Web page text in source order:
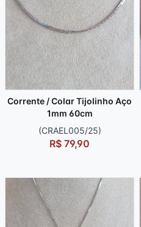
Corrente / Colar Tijolinho Aço
1mm 60cm
(CRAEL005/25)
R$ 79,90